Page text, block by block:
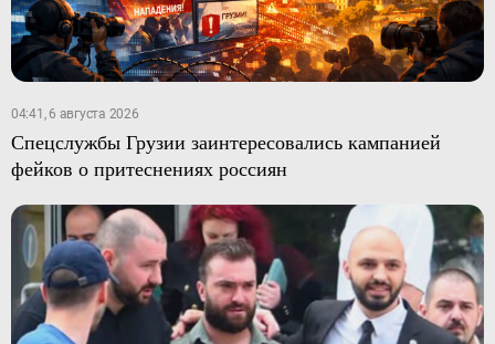
04:41, 6 августа 2026
Спецслужбы Грузии заинтересовались кампанией
фейков о притеснениях россиян